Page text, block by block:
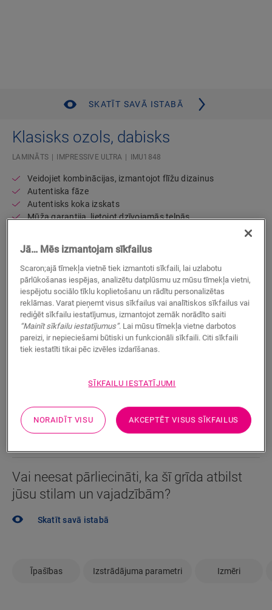
SKATĪT SAVĀ ISTABĀ
Klasisks ozols, dabisks
LAMINĀTS IMPRESSIVE ULTRA IMU1848
Veidojiet kombinācijas, izmantojot flīžu dizainus
Autentiska fāze
Autentisks koka izskats
Mūža garantija, lietojot dzīvojamās telpās
Sader ar grīdas apsildi un dzesēšanu
Ūdensnecaurlaidīgs
Pieejams2 varianti
Tuvāk esošā izplatītāja atrašana
Vai vēlaties ātrāk redzēt šo grīdu gatavu? Vai jums vēl
ir palikuši neatbildēti jautājumi? Tas nekas! Jums
MEKLĒT
Vai neesat pārliecināti, ka šī grīda atbilst
jūsu stilam un vajadzībām?
Skatīt savā istabā
Īpašības Izstrādājuma parametri Izmēri
Jā… Mēs izmantojam sīkfailus
Scaron;ajā tīmekļa vietnē tiek izmantoti sīkfaili, lai uzlabotu
pārlūkošanas iespējas, analizētu datplūsmu uz mūsu tīmekļa vietni,
iespējotu sociālo tīklu koplietošanu un rādītu personalizētas
reklāmas. Varat pieņemt visus sīkfailus vai analītiskos sīkfailus vai
rediģēt sīkfailu iestatījumus, izmantojot zemāk norādīto saiti
“Mainīt sīkfailu iestatījumus”. Lai mūsu tīmekļa vietne darbotos
pareizi, ir nepieciešami būtiski un funkcionāli sīkfaili. Citi sīkfaili
tiek iestatīti tikai pēc izvēles izdarīšanas.
SĪKFAILU IESTATĪJUMI
NORAIDĪT VISU AKCEPTĒT VISUS SĪKFAILUS